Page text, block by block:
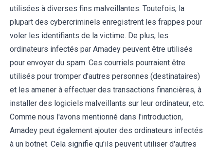
utilisées à diverses fins malveillantes. Toutefois, la
plupart des cybercriminels enregistrent les frappes pour
voler les identifiants de la victime. De plus, les
ordinateurs infectés par Amadey peuvent être utilisés
pour envoyer du spam. Ces courriels pourraient être
utilisés pour tromper d'autres personnes (destinataires)
et les amener à effectuer des transactions financières, à
installer des logiciels malveillants sur leur ordinateur, etc.
Comme nous l'avons mentionné dans l'introduction,
Amadey peut également ajouter des ordinateurs infectés
à un botnet. Cela signifie qu'ils peuvent utiliser d'autres